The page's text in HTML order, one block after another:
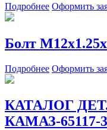
Подробнее Оформить
Болт
Подробнее Оформить
КАТАЛОГ
КАМАЗ-65117-